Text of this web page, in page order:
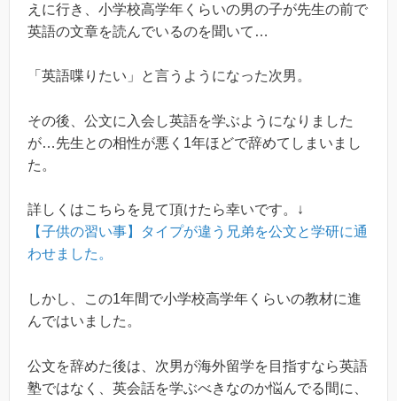
えに行き、小学校高学年くらいの男の子が先生の前で
英語の文章を読んでいるのを聞いて…
「英語喋りたい」と言うようになった次男。
その後、公文に入会し英語を学ぶようになりました
が…先生との相性が悪く1年ほどで辞めてしまいまし
た。
詳しくはこちらを見て頂けたら幸いです。↓
【子供の習い事】タイプが違う兄弟を公文と学研に通
わせました。
しかし、この1年間で小学校高学年くらいの教材に進
んではいました。
公文を辞めた後は、次男が海外留学を目指すなら英語
塾ではなく、英会話を学ぶべきなのか悩んでる間に、